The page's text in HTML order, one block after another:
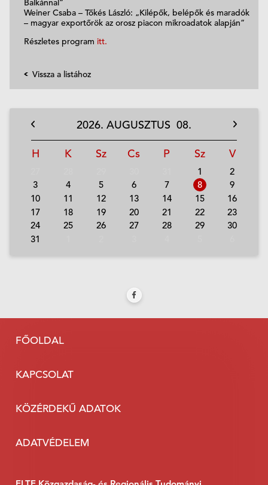
Balkánnal”
Weiner Csaba – Tőkés László: „Kilépők, belépők és maradók
– magyar exportőrök az orosz piacon mikroadatok alapján”
Részletes program itt.
Vissza a listához
2026. AUGUSZTUS 08.
H K Sz Cs P Sz V
1
2
3
4 5 6 7 8
9
10
11 12 13 14 15
16
17
18 19 20 21 22
23
24
25 26 27 28 29
30
31
FŐOLDAL
KAPCSOLAT
KÖZÉRDEKŰ ADATOK
ADATVÉDELEM